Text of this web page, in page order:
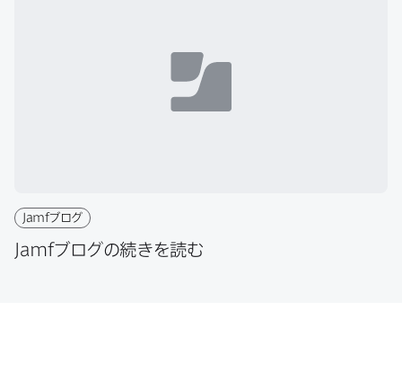
Jamfブログ
Jamfブログの​続きを​読む